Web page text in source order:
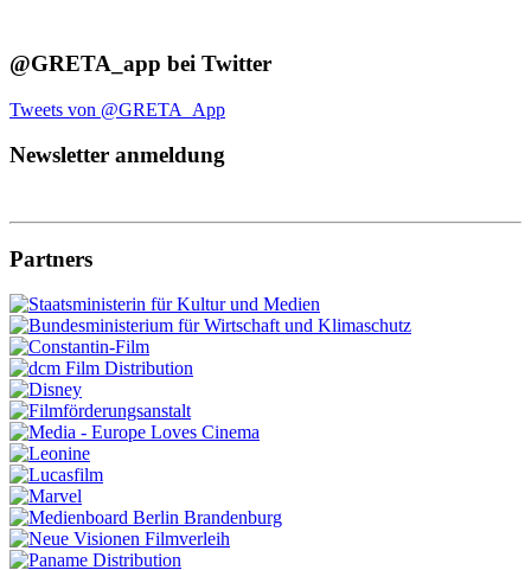
@GRETA_app bei Twitter
Tweets von @GRETA_App
Newsletter anmeldung
Partners